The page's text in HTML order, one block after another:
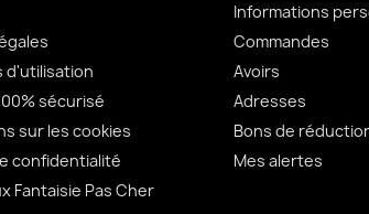
d'utilisation
sécurisé
sur les cookies
confidentialité
Fantaisie Pas Cher
Informations
Commandes
Avoirs
Adresses
Bons de
Mes alertes